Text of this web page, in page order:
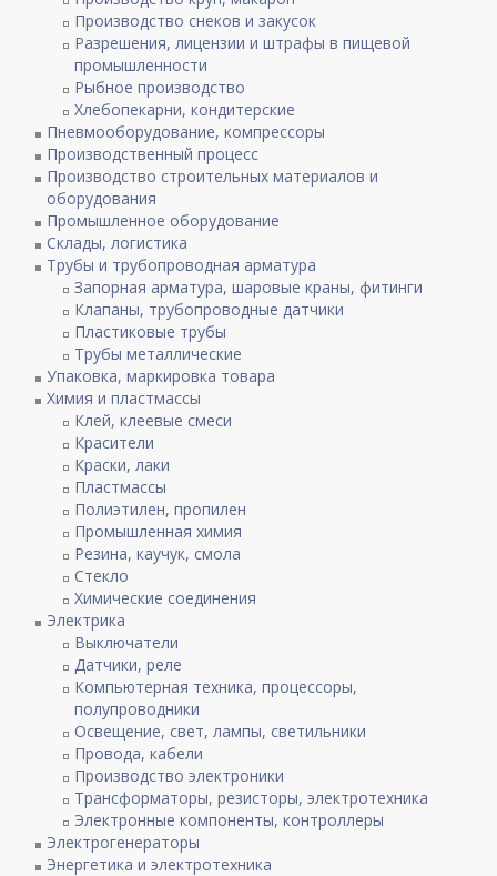
Производство снеков и закусок
Разрешения, лицензии и штрафы в пищевой
промышленности
Рыбное производство
Хлебопекарни, кондитерские
Пневмооборудование, компрессоры
Производственный процесс
Производство строительных материалов и
оборудования
Промышленное оборудование
Склады, логистика
Трубы и трубопроводная арматура
Запорная арматура, шаровые краны, фитинги
Клапаны, трубопроводные датчики
Пластиковые трубы
Трубы металлические
Упаковка, маркировка товара
Химия и пластмассы
Клей, клеевые смеси
Красители
Краски, лаки
Пластмассы
Полиэтилен, пропилен
Промышленная химия
Резина, каучук, смола
Стекло
Химические соединения
Электрика
Выключатели
Датчики, реле
Компьютерная техника, процессоры,
полупроводники
Освещение, свет, лампы, светильники
Провода, кабели
Производство электроники
Трансформаторы, резисторы, электротехника
Электронные компоненты, контроллеры
Электрогенераторы
Энергетика и электротехника